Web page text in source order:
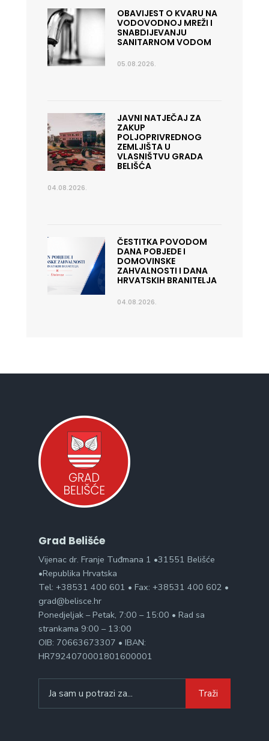
OBAVIJEST O KVARU NA
VODOVODNOJ MREŽI I
SNABDIJEVANJU
SANITARNOM VODOM
05.08.2026.
JAVNI NATJEČAJ ZA
ZAKUP
POLJOPRIVREDNOG
ZEMLJIŠTA U
VLASNIŠTVU GRADA
BELIŠĆA
04.08.2026.
ČESTITKA POVODOM
DANA POBJEDE I
DOMOVINSKE
ZAHVALNOSTI I DANA
HRVATSKIH BRANITELJA
04.08.2026.
Grad Belišće
Vijenac dr. Franje Tuđmana 1 •31551 Belišće
•Republika Hrvatska
Tel: +38531 400 601 • Fax: +38531 400 602 •
grad@belisce.hr
Ponedjeljak – Petak, 7:00 – 15:00 • Rad sa
strankama 9:00 – 13:00
OIB: 70663673307 • IBAN:
HR7924070001801600001
for:
Traži